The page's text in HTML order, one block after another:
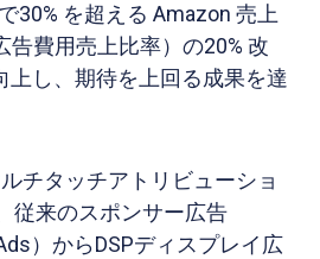
30% を超える Amazon 売上
告費用売上比率）の20% 改
上し、期待を上回る成果を達
チタッチアトリビューショ
従来のスポンサー広告
）からDSPディスプレイ広